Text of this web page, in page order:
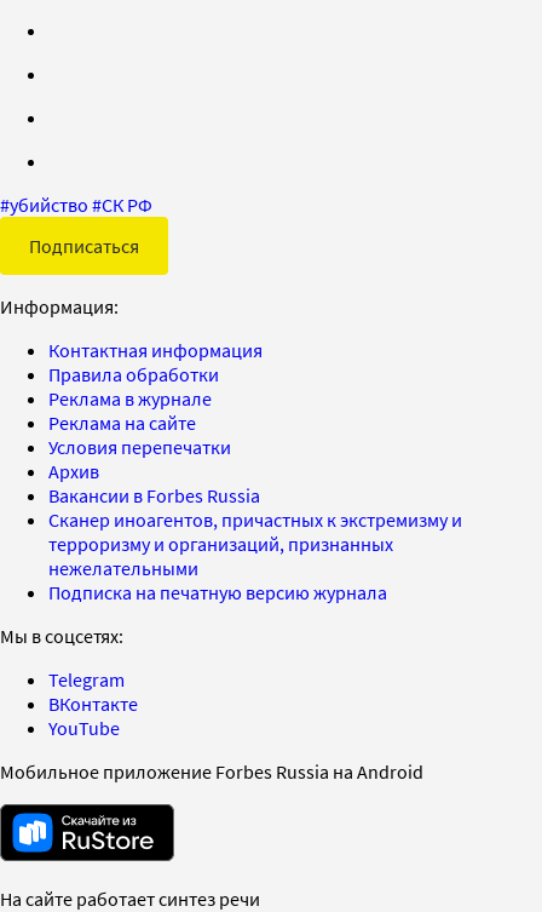
#убийство #СК РФ
Подписаться
Информация:
Контактная информация
Правила обработки
Реклама в журнале
Реклама на сайте
Условия перепечатки
Архив
Вакансии в Forbes Russia
Сканер иноагентов, причастных к экстремизму и
терроризму и организаций, признанных
нежелательными
Подписка на печатную версию журнала
Мы в соцсетях:
Telegram
ВКонтакте
YouTube
Мобильное приложение Forbes Russia на Android
На сайте работает синтез речи